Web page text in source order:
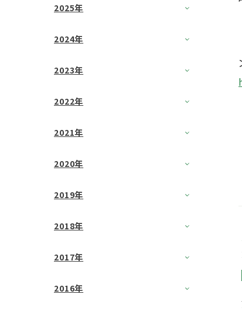
2025年
2024年
2023年
2022年
2021年
2020年
2019年
2018年
2017年
2016年